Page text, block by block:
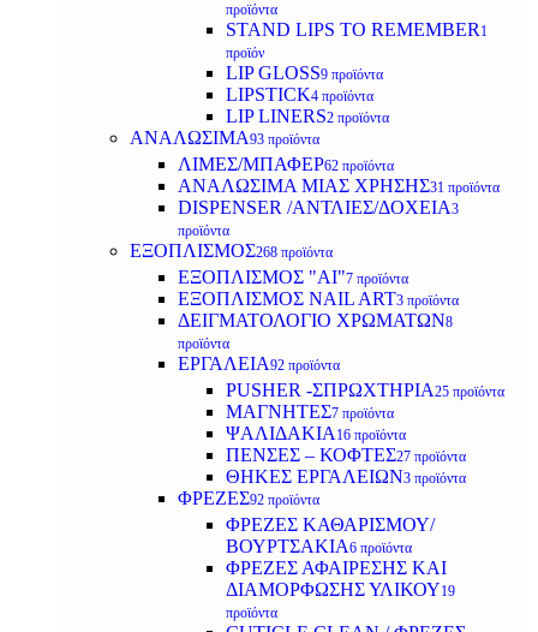
προϊόντα
STAND LIPS TO REMEMBER 1
προϊόν
LIP GLOSS9 προϊόντα
LIPSTICK4 προϊόντα
LIP LINERS2 προϊόντα
ΑΝΑΛΩΣΙΜΑ93 προϊόντα
ΛΙΜΕΣ/ΜΠΑΦΕΡ62 προϊόντα
ΑΝΑΛΩΣΙΜΑ ΜΙΑΣ ΧΡΗΣΗΣ31 προϊόντα
DISPENSER /ΑΝΤΛΙΕΣ/ΔΟΧΕΙΑ3
προϊόντα
ΕΞΟΠΛΙΣΜΟΣ268 προϊόντα
ΕΞΟΠΛΙΣΜΟΣ "AI"7 προϊόντα
ΕΞΟΠΛΙΣΜΟΣ NAIL ART3 προϊόντα
ΔΕΙΓΜΑΤΟΛΟΓΙΟ ΧΡΩΜΑΤΩΝ8
προϊόντα
ΕΡΓΑΛΕΙΑ92 προϊόντα
PUSHER -ΣΠΡΩΧΤΗΡΙΑ25 προϊόντα
ΜΑΓΝΗΤΕΣ7 προϊόντα
ΨΑΛΙΔΑΚΙΑ 16 προϊόντα
ΠΕΝΣΕΣ – ΚΟΦΤΕΣ27 προϊόντα
ΘΗΚΕΣ ΕΡΓΑΛΕΙΩΝ3 προϊόντα
ΦΡΕΖΕΣ92 προϊόντα
ΦΡΕΖΕΣ ΚΑΘΑΡΙΣΜΟΥ/
ΒΟΥΡΤΣΑΚΙΑ6 προϊόντα
ΦΡΕΖΕΣ ΑΦΑΙΡΕΣΗΣ ΚΑΙ
ΔΙΑΜΟΡΦΩΣΗΣ ΥΛΙΚΟΥ19
προϊόντα